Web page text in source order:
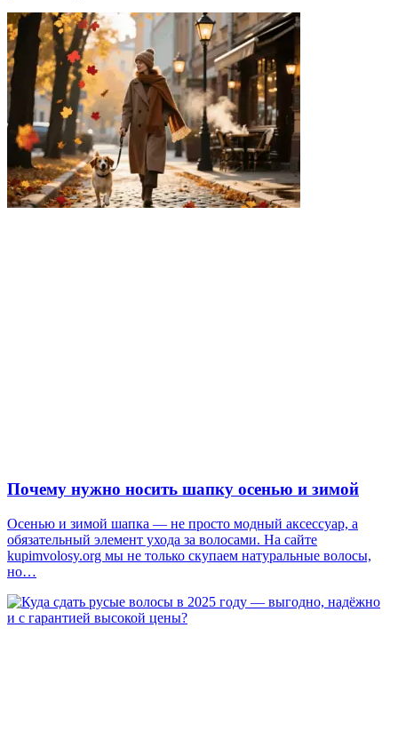
Почему нужно носить шапку осенью и зимой
Осенью и зимой шапка — не просто модный аксессуар, а
обязательный элемент ухода за волосами. На сайте
kupimvolosy.org мы не только скупаем натуральные волосы,
но…